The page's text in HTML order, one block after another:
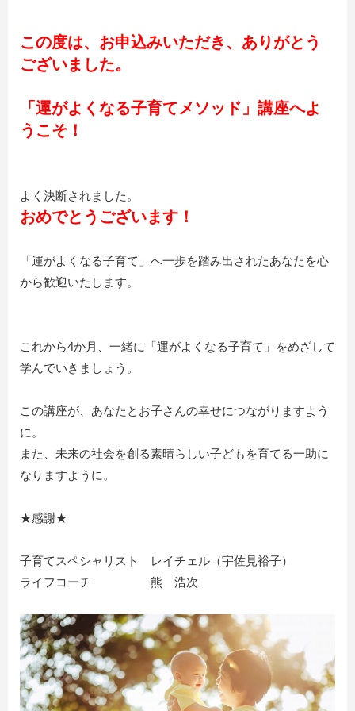
この度は、お申込みいただき、 ありがとう
ございました。
「運がよくなる子育てメソッド」講座へよ
うこそ！
よく決断されました。
おめでとうございます！
「運がよくなる子育て」へ一歩を踏み出されたあなたを心
から歓迎いたします。
これから4か月、一緒に「運がよくなる子育て」をめざして
学んでいきましょう。
この講座が、あなたとお子さんの幸せにつながりますよう
に。
また、未来の社会を創る素晴らしい子どもを育てる一助に
なりますように。
★感謝★
子育てスペシャリスト レイチェル（宇佐見裕子）
ライフコーチ 熊 浩次